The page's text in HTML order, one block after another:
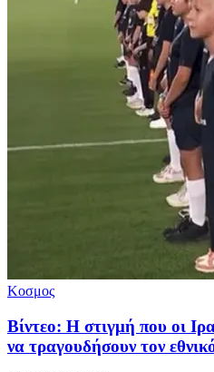
Κοσμος
Βίντεο: Η στιγμή που οι
να τραγουδήσουν τον